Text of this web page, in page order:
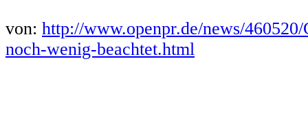
von: http://www.openpr.de/news/
noch-wenig-beachtet.html